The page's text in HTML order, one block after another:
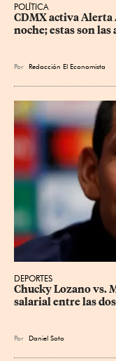
POLÍTICA
CDMX activa
noche; estas son las
Por Redacción El Economista
DEPORTES
Chucky Lozano vs.
salarial entre las
Por Daniel Soto